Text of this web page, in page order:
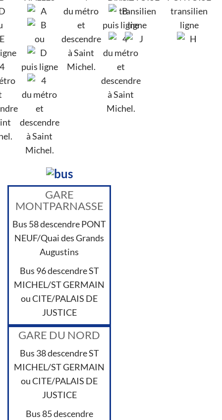
ou
puis ligne
du métro
et
descendre
à Saint
Michel.
du métro
et
descendre
à Saint
Michel.
puis ligne
du métro
et
descendre
à Saint
Michel.
GARE
MONTPARNASSE
Bus 58 descendre PONT
NEUF/Quai des Grands
Augustins
Bus 96 descendre ST
MICHEL/ST GERMAIN
ou CITE/PALAIS DE
JUSTICE
GARE DU NORD
Bus 38 descendre ST
MICHEL/ST GERMAIN
ou CITE/PALAIS DE
JUSTICE
Bus 85 descendre
transilien
ligne
transilien
ligne